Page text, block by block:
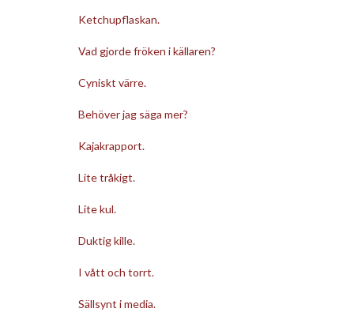
Ketchupflaskan.
Vad gjorde fröken i källaren?
Cyniskt värre.
Behöver jag säga mer?
Kajakrapport.
Lite tråkigt.
Lite kul.
Duktig kille.
I vått och torrt.
Sällsynt i media.